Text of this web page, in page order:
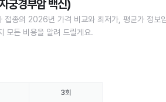
궁경부암 백신)
접종의 2026년 가격 비교와 최저가, 평균가 정보
모든 비용을 알려 드릴게요.
3회